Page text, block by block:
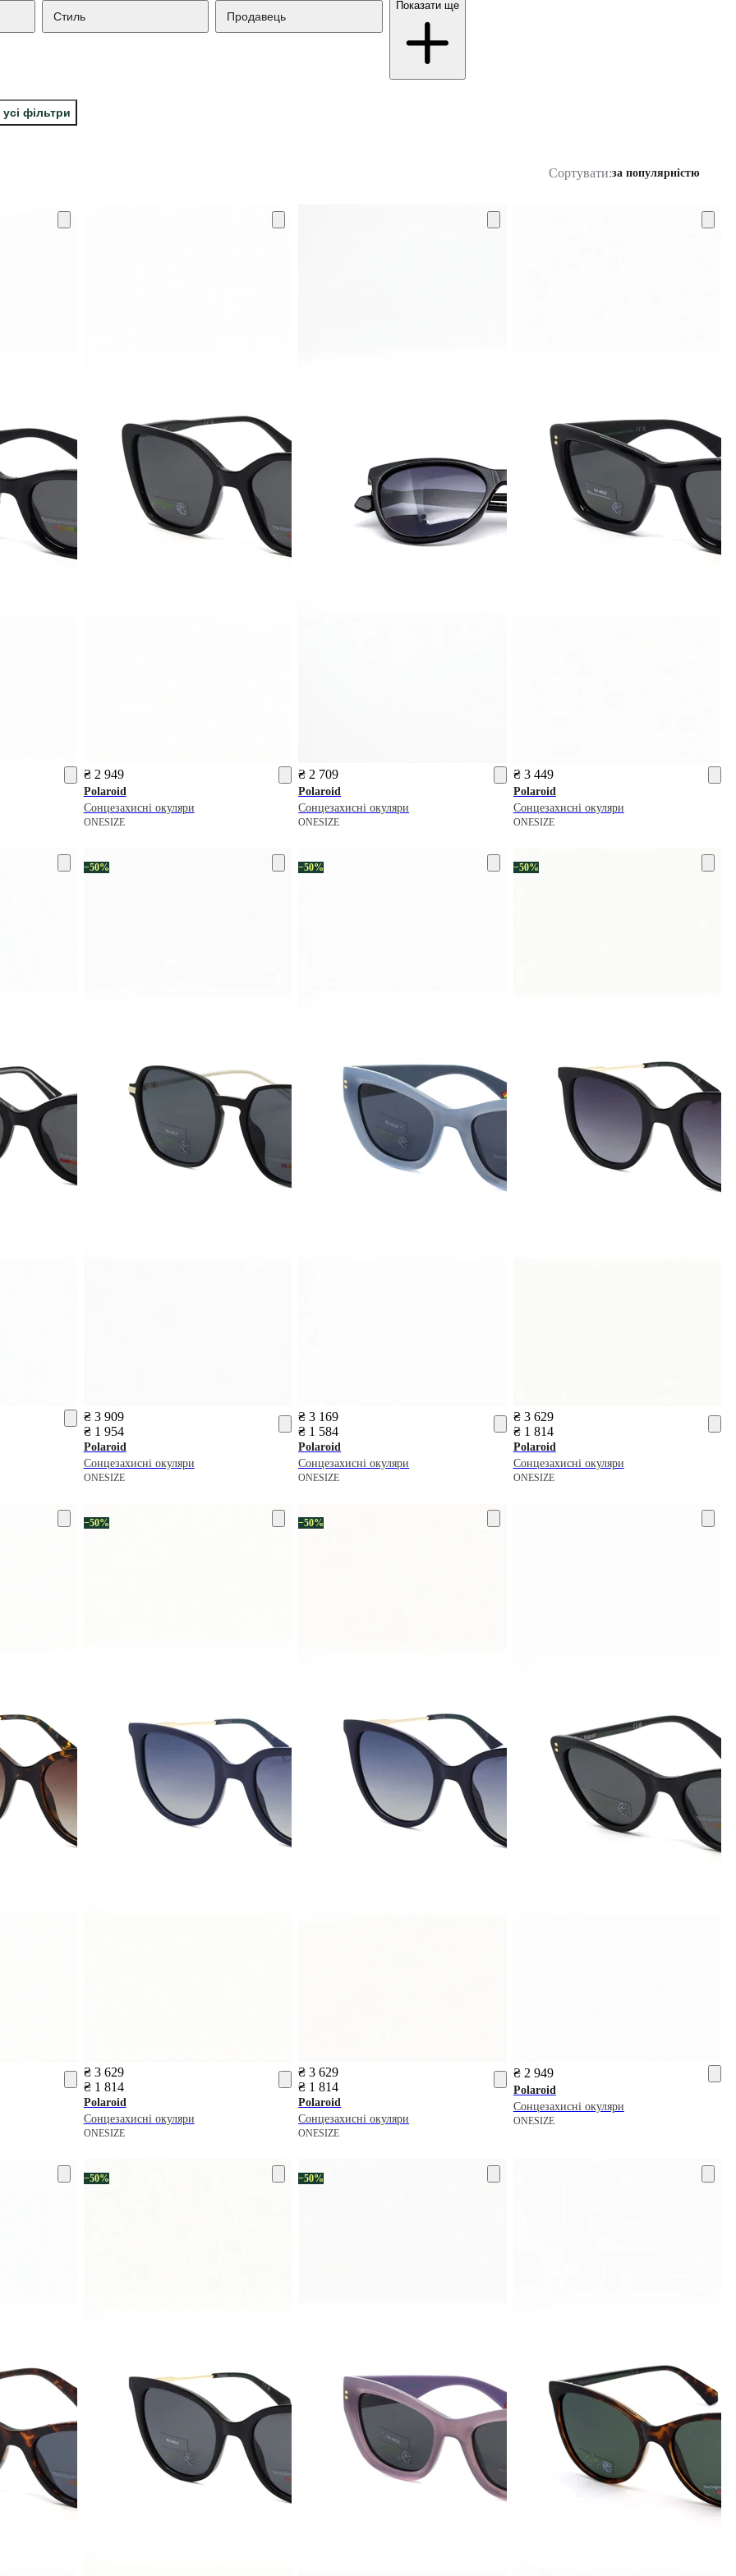
Стиль Продавець
Показати ще
фільтри
Сортувати:за популярністю
₴ 2 949
Polaroid
Сонцезахисні окуляри
ONESIZE
₴ 2 709
Polaroid
Сонцезахисні окуляри
ONESIZE
₴ 3 449
Polaroid
Сонцезахисні окуляри
ONESIZE
−50%
₴ 3 909
₴ 1 954
Polaroid
Сонцезахисні окуляри
ONESIZE
−50%
₴ 3 169
₴ 1 584
Polaroid
Сонцезахисні окуляри
ONESIZE
−50%
₴ 3 629
₴ 1 814
Polaroid
Сонцезахисні окуляри
ONESIZE
−50%
₴ 3 629
₴ 1 814
Polaroid
Сонцезахисні окуляри
ONESIZE
−50%
₴ 3 629
₴ 1 814
Polaroid
Сонцезахисні окуляри
ONESIZE
₴ 2 949
Polaroid
Сонцезахисні окуляри
ONESIZE
−50% −50%